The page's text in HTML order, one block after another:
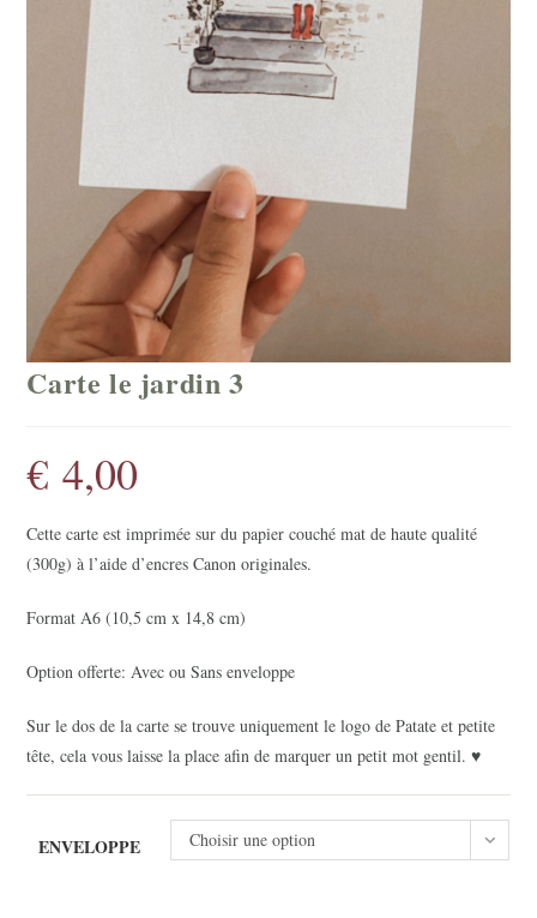
Carte le jardin 3
€ 4,00
Cette carte est imprimée sur du papier couché mat de haute qualité
(300g) à l’aide d’encres Canon originales.
Format A6 (10,5 cm x 14,8 cm)
Option offerte: Avec ou Sans enveloppe
Sur le dos de la carte se trouve uniquement le logo de Patate et petite
tête, cela vous laisse la place afin de marquer un petit mot gentil. ♥
ENVELOPPE Choisir une option